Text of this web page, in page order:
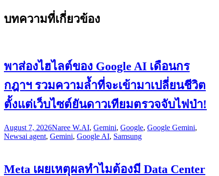
บทความที่เกี่ยวข้อง
พาส่องไฮไลต์ของ Google AI เดือนกร
กฎาฯ รวมความล้ำที่จะเข้ามาเปลี่ยนชีวิต
ตั้งแต่เว็บไซต์ยันดาวเทียมตรวจจับไฟป่า!
August 7, 2026Naree W.AI, Gemini, Google, Google Gemini,
Newsai agent, Gemini, Google AI, Samsung
Meta เผยเหตุผลทำไมต้องมี Data Center